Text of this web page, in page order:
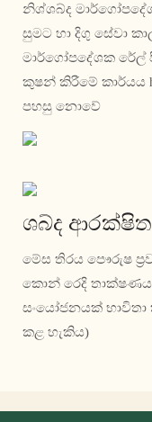
නිශ්ශබ්ද
සුමට හා දිගු සේවා
මාර්ගෝපදේශක රේල්
කුෂන් කිරීමේ කාර්යය
පහසු නොවේ
ශබ්ද
මේස තිරය පෞරුෂ
කොන් රෙදි තාක්ෂණය
සංයෝජනයක්
කළ හැකිය)